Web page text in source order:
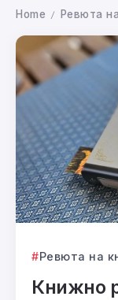
Home / Ревюта
Ревюта на
Книжно